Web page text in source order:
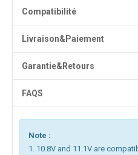
Compatibilité
Livraison&Paiement
Garantie&Retours
FAQS
Note :
1. 10.8V and 11.1V are